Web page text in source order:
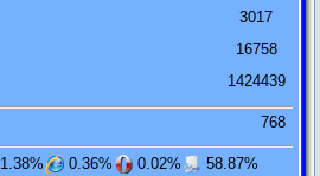
3017
16758
1424439
768
1.38% 0.36% 0.02%
58.87%